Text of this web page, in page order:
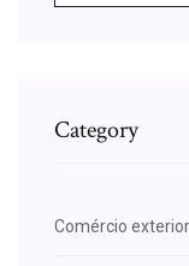
Category
Comércio